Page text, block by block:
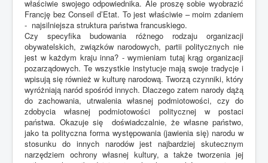
właściwie swojego odpowiednika. Ale proszę sobie wyobrazić
Francję bez Conseil d’Etat. To jest właściwie – moim zdaniem
- najsilniejsza struktura państwa francuskiego.
Czy specyfika budowania różnego rodzaju organizacji
obywatelskich, związków narodowych, partii politycznych nie
jest w każdym kraju inna? - wymieniam tutaj krąg organizacji
pozarządowych. Te wszystkie instytucje mają swoje tradycje i
wpisują się również w kulturę narodową. Tworzą czynniki, który
wyróżniają naród spośród innych. Dlaczego zatem narody dążą
do zachowania, utrwalenia własnej podmiotowości, czy do
zdobycia własnej podmiotowości politycznej w postaci
państwa. Okazuje się doświadczalnie, że własne państwo,
jako ta polityczna forma występowania (jawienia się) narodu w
stosunku do innych narodów jest najbardziej skutecznym
narzędziem ochrony własnej kultury, a także tworzenia jej